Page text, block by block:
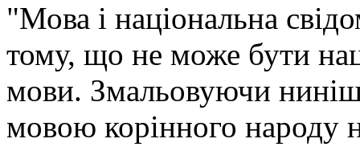
"Мова і національна
тому, що не може бути
мови. Змальовуючи
мовою корінного народу